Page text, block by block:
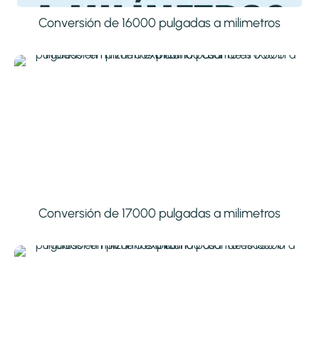
Conversión de 16000 pulgadas a milimetros
Conversión de 17000 pulgadas a milimetros